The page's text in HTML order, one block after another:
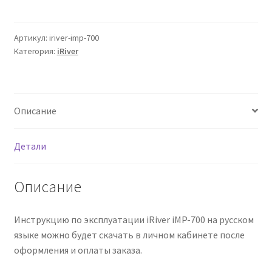
iRiver
iMP-
языке
Артикул: iriver-imp-700
Категория: iRiver
Описание
Детали
Описание
Инструкцию по эксплуатации iRiver iMP-700 на русском
языке можно будет скачать в личном кабинете после
оформления и оплаты заказа.